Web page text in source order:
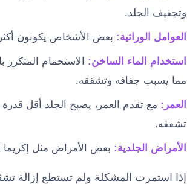
وتجفيف الجلد.
العوامل الوراثية: بعض الأشخاص يكونون
استخدام الماء الساخن:
الاستحمام
مما يسبب جفافه وتشققه.
العمر: مع تقدم العمر، يصبح الجلد أقل
تشققه.
الأمراض الجلدية: بعض الأمراض مثل إكزيما
إذا استمرت المشكلة ولم تستطع إزالة